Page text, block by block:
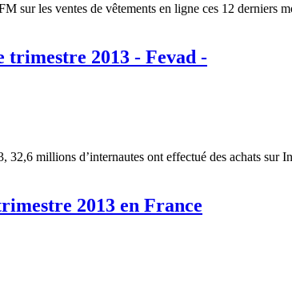
sur les ventes de vêtements en ligne ces 12 derniers
trimestre 2013 - Fevad -
32,6 millions d’internautes ont effectué des achats sur
2013 en France